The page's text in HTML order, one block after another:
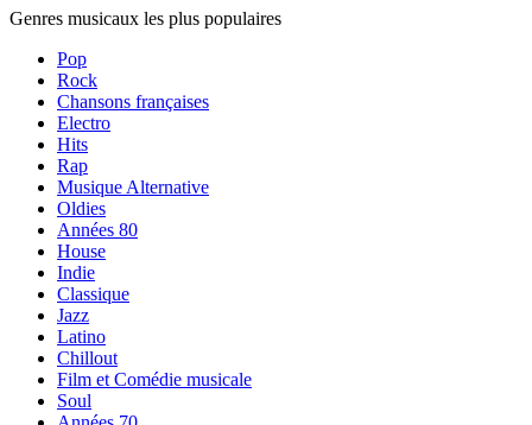
Genres musicaux les plus populaires
Pop
Rock
Chansons françaises
Electro
Hits
Rap
Musique Alternative
Oldies
Années 80
House
Indie
Classique
Jazz
Latino
Chillout
Film et Comédie musicale
Soul